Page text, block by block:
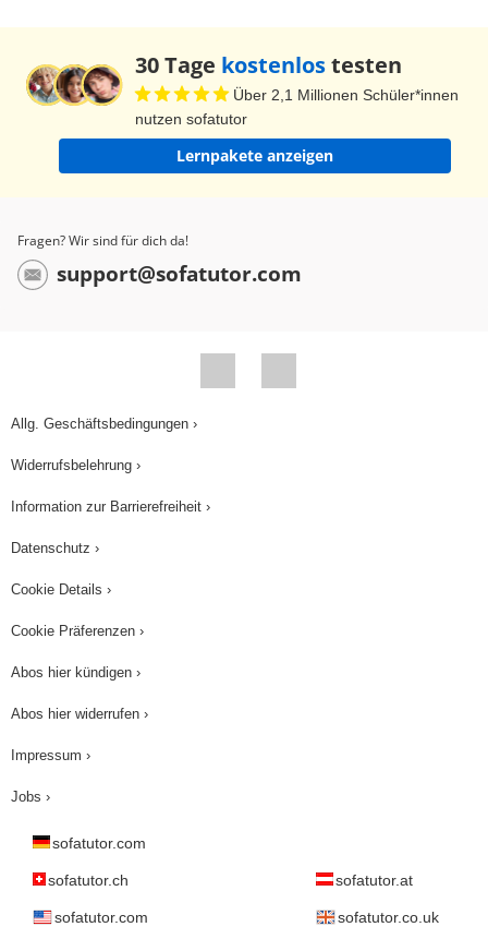
30 Tage kostenlostesten
Über 2,1 Millionen Schüler*innen
nutzen sofatutor
Lernpakete anzeigen
Fragen? Wir sind für dich da!
support@sofatutor.com
Allg. Geschäftsbedingungen ›
Widerrufsbelehrung ›
Information zur Barrierefreiheit ›
Datenschutz ›
Cookie Details ›
Cookie Präferenzen ›
Abos hier kündigen ›
Abos hier widerrufen ›
Impressum ›
Jobs ›
sofatutor.com
sofatutor.ch sofatutor.at
sofatutor.com sofatutor.co.uk